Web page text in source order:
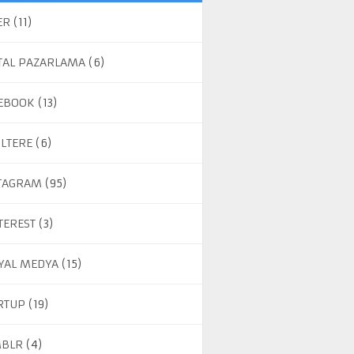
(11)
PAZARLAMA (6)
(13)
(6)
(95)
(3)
MEDYA (15)
(19)
(4)